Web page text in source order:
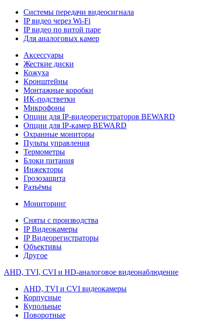
Системы передачи видеосигнала
IP видео через Wi-Fi
IP видео по витой паре
Для аналоговых камер
Аксессуары
Жесткие диски
Кожуха
Кронштейны
Монтажные коробки
ИК-подстветки
Микрофоны
Опции для IP-видеорегистраторов BEWARD
Опции для IP-камер BEWARD
Охранные мониторы
Пульты управления
Термометры
Блоки питания
Инжекторы
Грозозащита
Разъёмы
Мониторинг
Сняты с производства
IP Видеокамеры
IP Видеорегистраторы
Объективы
Другое
AHD, TVI, CVI и HD-аналоговое видеонаблюдение
AHD, TVI и CVI видеокамеры
Корпусные
Купольные
Поворотные